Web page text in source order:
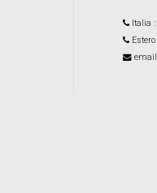
Italia
Estero
email